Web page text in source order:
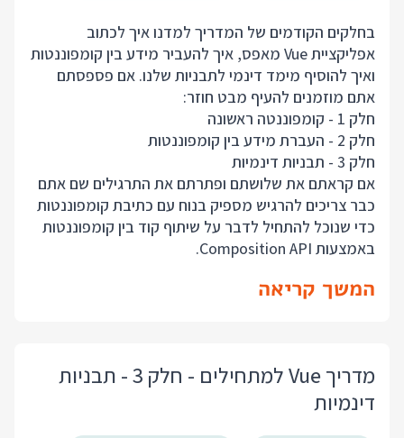
בחלקים הקודמים של המדריך למדנו איך לכתוב
אפליקציית Vue מאפס, איך להעביר מידע בין קומפוננטות
ואיך להוסיף מימד דינמי לתבניות שלנו. אם פספסתם
אתם מוזמנים להעיף מבט חוזר:
חלק 1 - קומפוננטה ראשונה
חלק 2 - העברת מידע בין קומפוננטות
חלק 3 - תבניות דינמיות
אם קראתם את שלושתם ופתרתם את התרגילים שם אתם
כבר צריכים להרגיש מספיק בנוח עם כתיבת קומפוננטות
כדי שנוכל להתחיל לדבר על שיתוף קוד בין קומפוננטות
באמצעות Composition API.
המשך קריאה
מדריך Vue למתחילים - חלק 3 - תבניות
דינמיות